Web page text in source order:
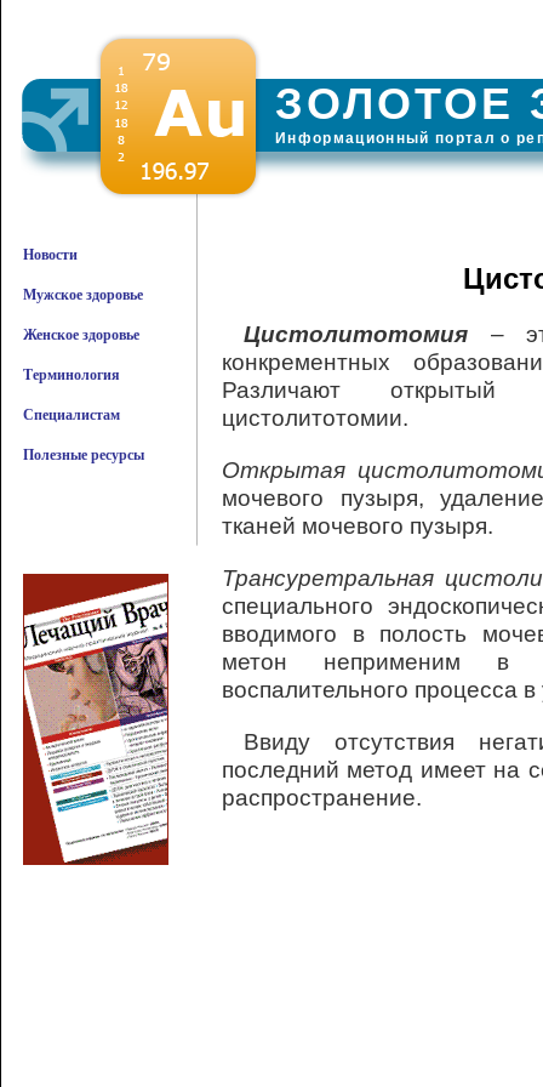
ЗОЛОТОЕ
Информационный портал о
Новости
Мужское здоровье
Женское здоровье
Терминология
Специалистам
Полезные ресурсы
Цистолитотомия –
конкрементных
Различают открытый
цистолитотомии.
Открытая
мочевого пузыря,
тканей мочевого пузыря.
Трансуретральная
специального
вводимого в полость
метон неприменим в
воспалительного процесса в
Ввиду отсутствия
последний метод имеет на
распространение.